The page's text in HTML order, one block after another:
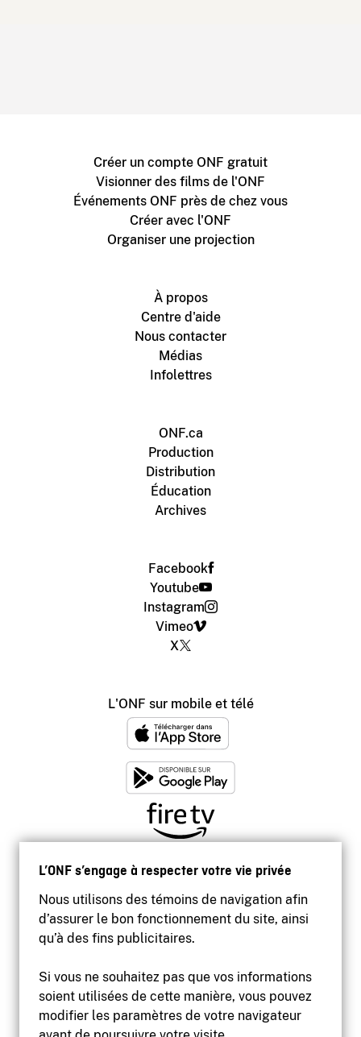
L’ONF s’engage à respecter votre vie privée
Nous utilisons des témoins de navigation afin
d’assurer le bon fonctionnement du site, ainsi
qu’à des fins publicitaires.
Si vous ne souhaitez pas que vos informations
soient utilisées de cette manière, vous pouvez
modifier les paramètres de votre navigateur
Créer un compte ONF gratuit
Visionner des films de l'ONF
Événements ONF près de chez vous
Créer avec l'ONF
Organiser une projection
À propos
Centre d'aide
Nous contacter
Médias
Infolettres
ONF.ca
Production
Distribution
Éducation
Archives
Facebook
Youtube
Instagram
Vimeo
X
L'ONF sur mobile et télé
Accessibilité